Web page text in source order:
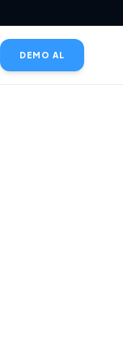
DEMO AL